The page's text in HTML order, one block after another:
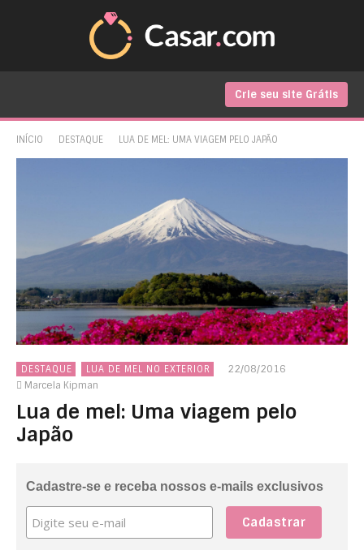
Crie seu site Grátis
INÍCIO DESTAQUE LUA DE MEL: UMA VIAGEM PELO JAPÃO
DESTAQUE LUA DE MEL NO EXTERIOR
22/08/2016
Marcela Kipman
Lua de mel: Uma viagem pelo
Japão
Cadastre-se e receba nossos e-mails exclusivos